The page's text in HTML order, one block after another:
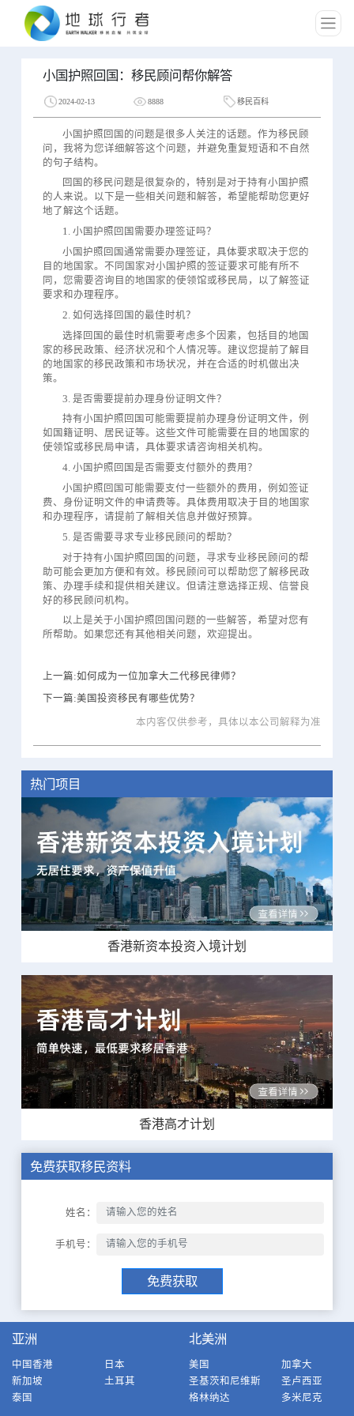
小国护照回国：移民顾问帮你解答
2024-02-13 8888 移民百科
小国护照回国的问题是很多人关注的话题。作为移民顾
问，我将为您详细解答这个问题，并避免重复短语和不自然
的句子结构。
回国的移民问题是很复杂的，特别是对于持有小国护照
的人来说。以下是一些相关问题和解答，希望能帮助您更好
地了解这个话题。
1. 小国护照回国需要办理签证吗？
小国护照回国通常需要办理签证，具体要求取决于您的
目的地国家。不同国家对小国护照的签证要求可能有所不
同，您需要咨询目的地国家的使领馆或移民局，以了解签证
要求和办理程序。
2. 如何选择回国的最佳时机？
选择回国的最佳时机需要考虑多个因素，包括目的地国
家的移民政策、经济状况和个人情况等。建议您提前了解目
的地国家的移民政策和市场状况，并在合适的时机做出决
策。
3. 是否需要提前办理身份证明文件？
持有小国护照回国可能需要提前办理身份证明文件，例
如国籍证明、居民证等。这些文件可能需要在目的地国家的
使领馆或移民局申请，具体要求请咨询相关机构。
4. 小国护照回国是否需要支付额外的费用？
小国护照回国可能需要支付一些额外的费用，例如签证
费、身份证明文件的申请费等。具体费用取决于目的地国家
和办理程序，请提前了解相关信息并做好预算。
5. 是否需要寻求专业移民顾问的帮助？
对于持有小国护照回国的问题，寻求专业移民顾问的帮
助可能会更加方便和有效。移民顾问可以帮助您了解移民政
策、办理手续和提供相关建议。但请注意选择正规、信誉良
好的移民顾问机构。
以上是关于小国护照回国问题的一些解答，希望对您有
所帮助。如果您还有其他相关问题，欢迎提出。
上一篇:如何成为一位加拿大二代移民律师？
下一篇:美国投资移民有哪些优势？
本内客仅供参考，具体以本公司解释为准
热门项目
香港新资本投资入境计划
香港高才计划
免费获取移民资料
姓名：
手机号：
免费获取
亚洲
中国香港
日本
新加坡
土耳其
泰国
北美洲
美国
加拿大
圣基茨和尼维斯
圣卢西亚
格林纳达
多米尼克